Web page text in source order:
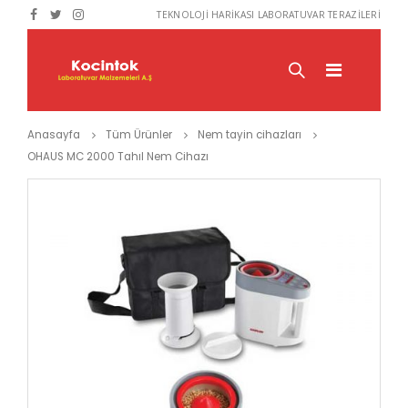
TEKNOLOJİ HARİKASI LABORATUVAR TERAZİLERİ
Anasayfa Tüm Ürünler
Nem tayin cihazları
OHAUS MC 2000 Tahıl Nem Cihazı